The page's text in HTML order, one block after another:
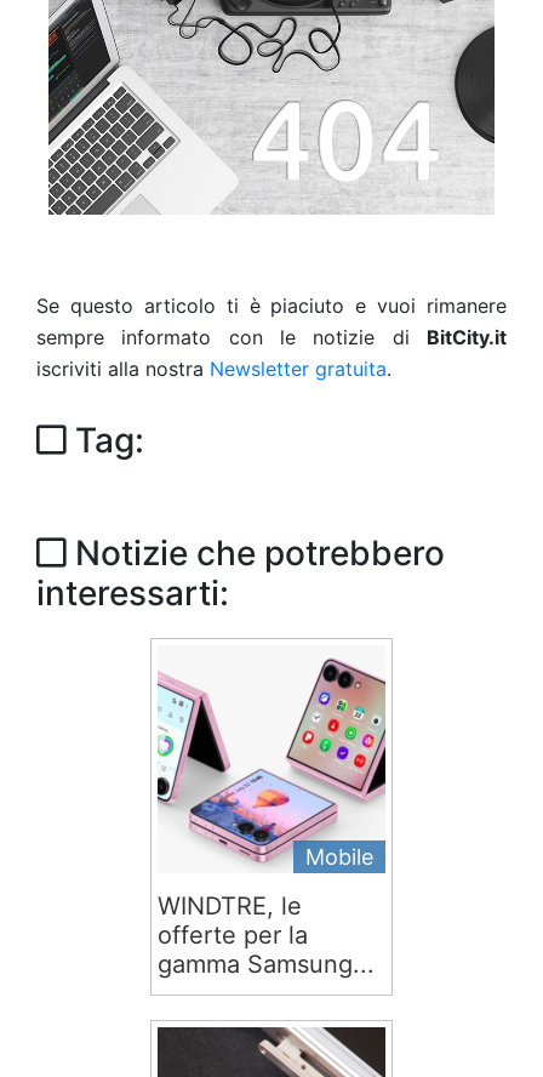
Se questo articolo ti è piaciuto e vuoi rimanere
sempre informato con le notizie di BitCity.it
iscriviti alla nostra Newsletter gratuita.
Tag:
Notizie che potrebbero
interessarti:
Mobile
WINDTRE, le
offerte per la
gamma Samsung...